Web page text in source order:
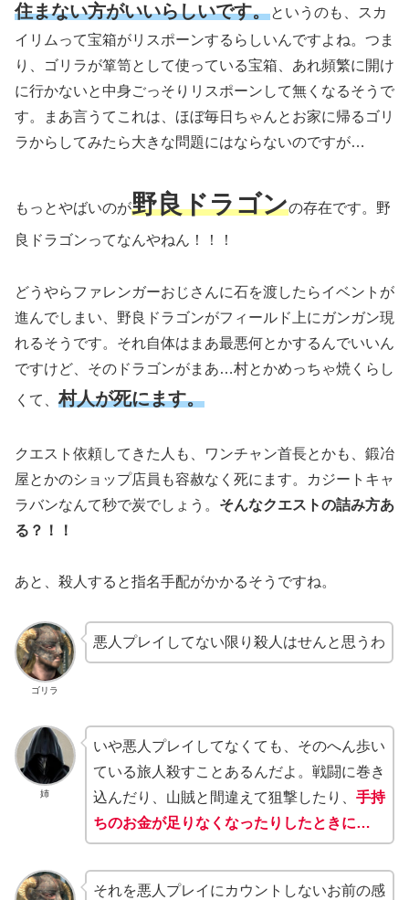
住まない方がいいらしいです。というのも、スカ
イリムって宝箱がリスポーンするらしいんですよね。つま
り、ゴリラが箪笥として使っている宝箱、あれ頻繁に開け
に行かないと中身ごっそりリスポーンして無くなるそうで
す。まあ言うてこれは、ほぼ毎日ちゃんとお家に帰るゴリ
ラからしてみたら大きな問題にはならないのですが…
もっとやばいのが野良ドラゴンの存在です。野
良ドラゴンってなんやねん！！！
どうやらファレンガーおじさんに石を渡したらイベントが
進んでしまい、野良ドラゴンがフィールド上にガンガン現
れるそうです。それ自体はまあ最悪何とかするんでいいん
ですけど、そのドラゴンがまあ…村とかめっちゃ焼くらし
くて、村人が死にます。
クエスト依頼してきた人も、ワンチャン首長とかも、鍛冶
屋とかのショップ店員も容赦なく死にます。カジートキャ
ラバンなんて秒で炭でしょう。 そんなクエストの詰み方あ
る？！！
あと、殺人すると指名手配がかかるそうですね。
ゴリラ
悪人プレイしてない限り殺人はせんと思うわ
姉
いや悪人プレイしてなくても、そのへん歩い
ている旅人殺すことあるんだよ。戦闘に巻き
込んだり、山賊と間違えて狙撃したり、 手持
ちのお金が足りなくなったりしたときに…
それを悪人プレイにカウントしないお前の感